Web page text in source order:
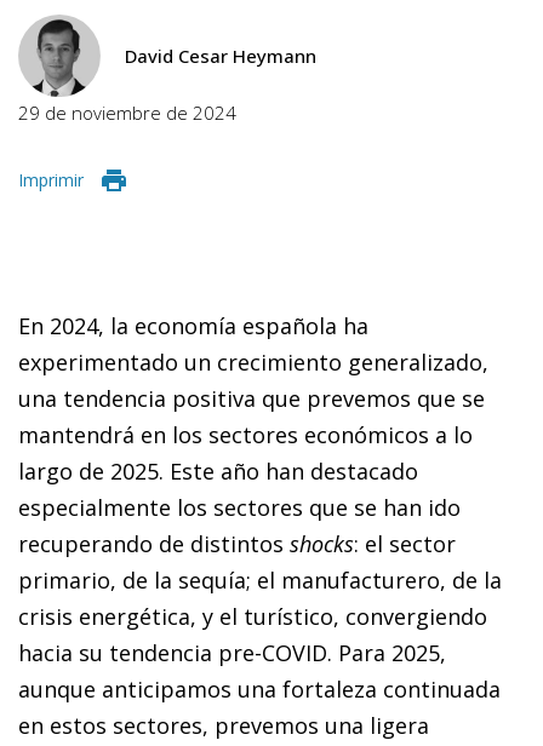
David Cesar Heymann
29 de noviembre de 2024
Imprimir
En 2024, la economía española ha
experimentado un crecimiento generalizado,
una tendencia positiva que prevemos que se
mantendrá en los sectores económicos a lo
largo de 2025. Este año han destacado
especialmente los sectores que se han ido
recuperando de distintos shocks: el sector
primario, de la sequía; el manufacturero, de la
crisis energética, y el turístico, convergiendo
hacia su tendencia pre-COVID. Para 2025,
aunque anticipamos una fortaleza continuada
en estos sectores, prevemos una ligera